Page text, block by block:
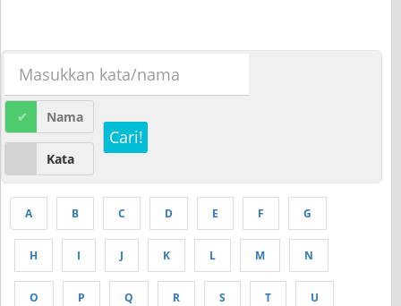
Nama
Kata
Cari!
A B C D E F G
H I J K L M N
O P Q R S T U